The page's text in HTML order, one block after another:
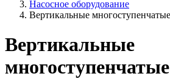
Насосное оборудование
Вертикальные
Вертикальные